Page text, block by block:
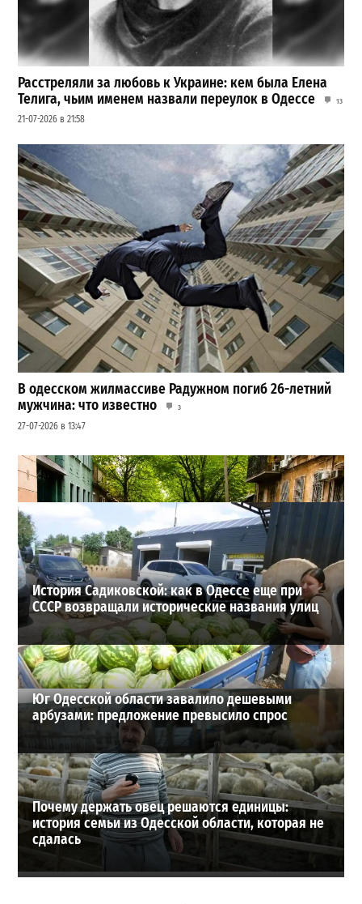
Расстреляли за любовь к Украине: кем была Елена
Телига, чьим именем назвали переулок в Одессе
13
21-07-2026 в 21:58
В одесском жилмассиве Радужном погиб 26-летний
мужчина: что известно
3
27-07-2026 в 13:47
Шезлонги, бунгало и VIP-зоны: сколько придется
заплатить за отдых в Аркадии
3
21-07-2026 в 19:23
ВИБОР РЕДАКЦИИ
История Садиковской: как в Одессе еще при
СССР возвращали исторические названия улиц
Юг Одесской области завалило дешевыми
арбузами: предложение превысило спрос
Почему держать овец решаются единицы:
история семьи из Одесской области, которая не
сдалась